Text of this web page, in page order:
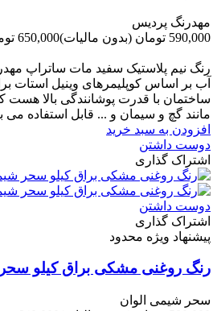
مهدرنگ پردیس
590,000 تومان
(بدون مالیات)650,000 تومان
رنگ نیم پلاستیک سفید مات ساتراپ
آب بر اساس کوپلیمرهای وینیل استات
ساختمان با قدرت پوشانندگی بالا
مانند گچ و سیمان و ... قابل استفاده
افزودن به سبد خرید
دوست داشتن
اشتراک گذاری
دوست داشتن
اشتراک گذاری
پیشنهاد ویژه محدود
رنگ روغنی مشکی براق کیلو
سحر شیمی الوان